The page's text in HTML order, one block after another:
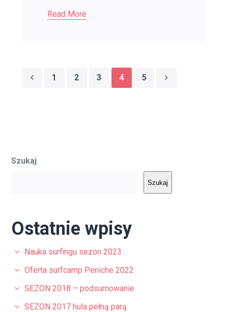
Read More
1 2 3 4 5
Szukaj
Szukaj
Ostatnie wpisy
Nauka surfingu sezon 2023
Oferta surfcamp Peniche 2022
SEZON 2018 – podsumowanie
SEZON 2017 hula pełną parą